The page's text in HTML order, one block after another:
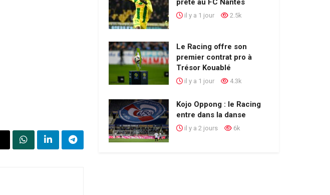
il y a 1 jour 2.5k
Le Racing offre son
premier contrat pro à
Trésor Kouablé
il y a 1 jour 4.3k
Kojo Oppong : le Racing
entre dans la danse
il y a 2 jours 6k